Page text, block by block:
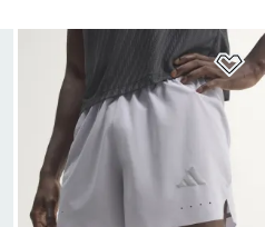
Aggiungi alla lista dei desideri